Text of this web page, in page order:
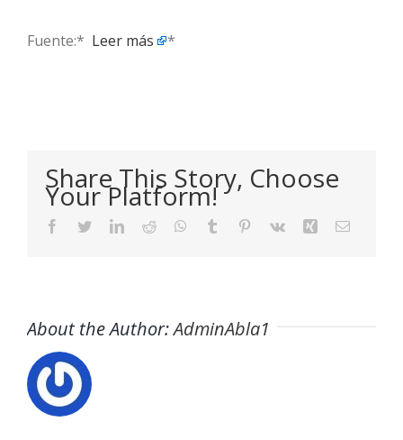
Fuente:* ​ Leer más *
Share This Story, Choose
Your Platform!
Facebook
TwitterLinkedIn
Reddit WhatsApp
Tumblr Pinterest
Vk Xing Email
About the Author:AdminAbla1